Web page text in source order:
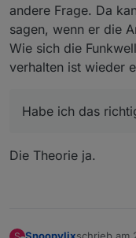
andere Frage. Da
sagen, wenn er die
Wie sich die
verhalten ist wieder
Habe ich das
Die Theorie ja.